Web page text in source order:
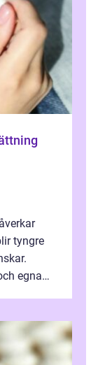
tyngre
egna